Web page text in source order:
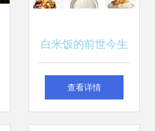
白米饭的前世今生
从稻谷到餐桌的粮
查看详情